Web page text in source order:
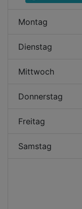
Montag
Dienstag
Mittwoch
Donnerstag
Freitag
Samstag